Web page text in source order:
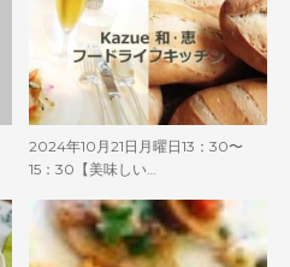
2024年10月21日月曜日13：30〜
15：30【美味しい…